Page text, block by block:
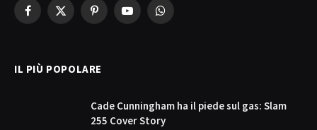
Facebook
X
PinterestYouTubeWhatsApp
IL PIÙ POPOLARE
Cade Cunningham ha il piede sul gas: Slam
255 Cover Story